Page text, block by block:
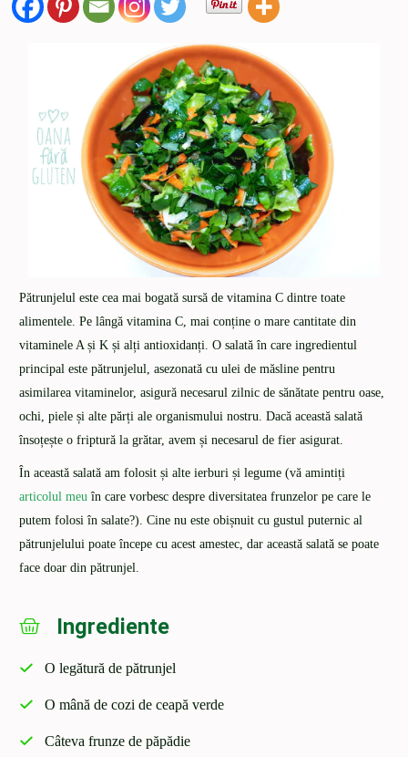
Pătrunjelul este cea mai bogată sursă de vitamina C dintre toate
alimentele. Pe lângă vitamina C, mai conține o mare cantitate din
vitaminele A și K și alți antioxidanți. O salată în care ingredientul
principal este pătrunjelul, asezonată cu ulei de măsline pentru
asimilarea vitaminelor, asigură necesarul zilnic de sănătate pentru oase,
ochi, piele și alte părți ale organismului nostru. Dacă această salată
însoțește o friptură la grătar, avem și necesarul de fier asigurat.
În această salată am folosit și alte ierburi și legume (vă amintiți
articolul meu în care vorbesc despre diversitatea frunzelor pe care le
putem folosi în salate?). Cine nu este obișnuit cu gustul puternic al
pătrunjelului poate începe cu acest amestec, dar această salată se poate
face doar din pătrunjel.
Ingrediente
O legătură de pătrunjel
O mână de cozi de ceapă verde
Câteva frunze de păpădie